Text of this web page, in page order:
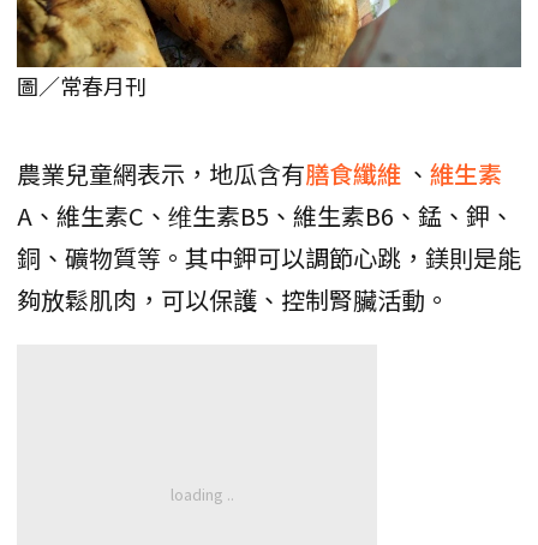
圖／常春月刊
農業兒童網表示，地瓜含有膳食纖維 、 維生素
A、維生素C、维生素B5、維生素B6、錳、鉀、
銅、礦物質等。其中鉀可以調節心跳，鎂則是能
夠放鬆肌肉，可以保護、控制腎臟活動。